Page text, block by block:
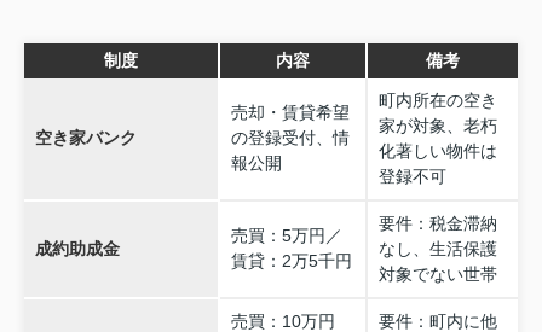
制度 内容 備考
空き家バンク
売却・賃貸希望
の登録受付、情
報公開
町内所在の空き
家が対象、老朽
化著しい物件は
登録不可
成約助成金
売買：5万円／
賃貸：2万5千円
要件：税金滞納
なし、生活保護
対象でない世帯
売買：10万円
要件：町内に他